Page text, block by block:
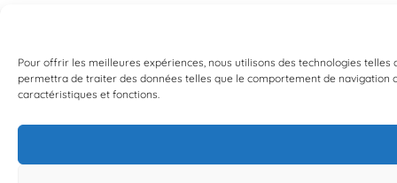
Pour offrir les meilleures expériences, nous utilisons des technologies
permettra de traiter des données telles que le comportement de
caractéristiques et fonctions.